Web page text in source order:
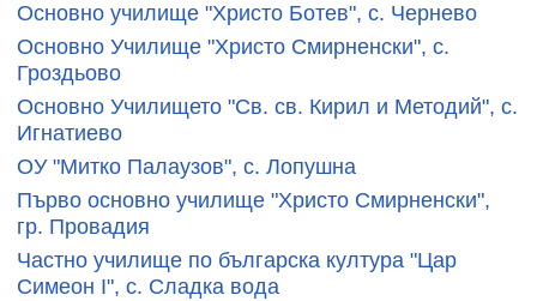
Основно училище "Христо Ботев", с. Чернево
Основно Училище "Христо Смирненски", с.
Гроздьово
Основно Училището "Св. св. Кирил и Методий", с.
Игнатиево
ОУ "Митко Палаузов", с. Лопушна
Първо основно училище "Христо Смирненски",
гр. Провадия
Частно училище по българска култура "Цар
Симеон I", с. Сладка вода